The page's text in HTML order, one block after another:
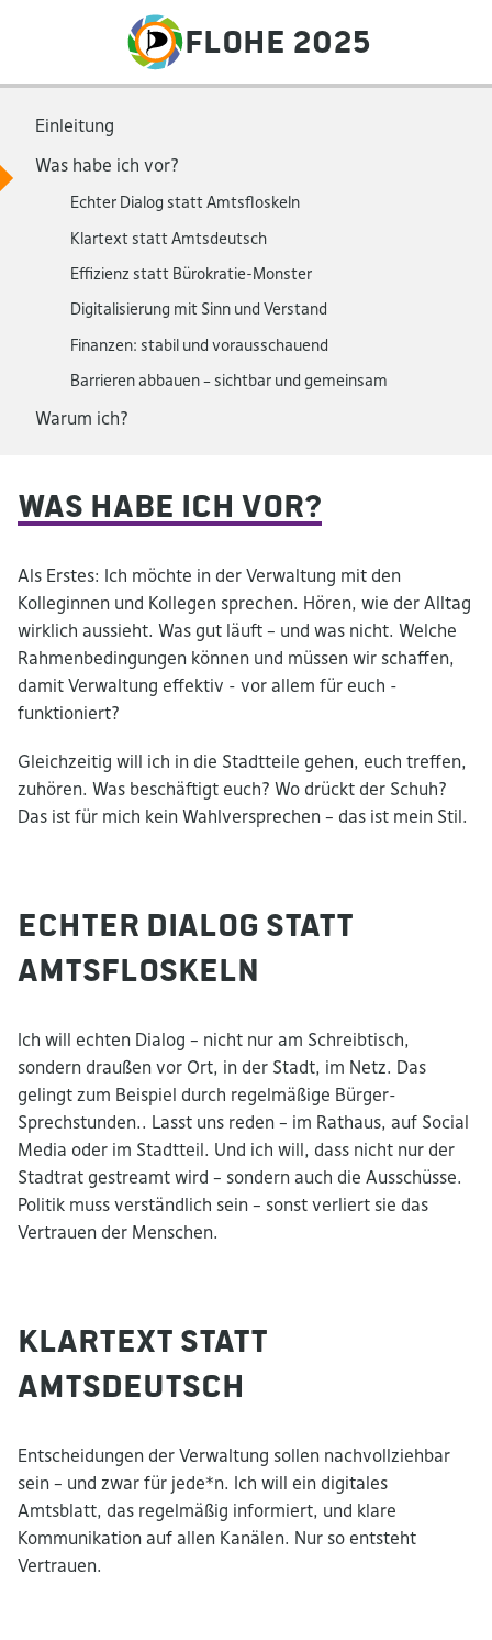
Wahlprogramm
Flohe 2025
Einleitung
Was habe ich vor?
Echter Dialog statt Amtsfloskeln
Klartext statt Amtsdeutsch
Effizienz statt Bürokratie-Monster
Digitalisierung mit Sinn und Verstand
Finanzen: stabil und vorausschauend
Barrieren abbauen – sichtbar und gemeinsam
Warum ich?
Was habe ich vor?
Als Erstes: Ich möchte in der Verwaltung mit den
Kolleginnen und Kollegen sprechen. Hören, wie der Alltag
wirklich aussieht. Was gut läuft – und was nicht. Welche
Rahmenbedingungen können und müssen wir schaffen,
damit Verwaltung effektiv - vor allem für euch -
funktioniert?
Gleichzeitig will ich in die Stadtteile gehen, euch treffen,
zuhören. Was beschäftigt euch? Wo drückt der Schuh?
Das ist für mich kein Wahlversprechen – das ist mein Stil.
Echter Dialog statt
Amtsfloskeln
Ich will echten Dialog – nicht nur am Schreibtisch,
sondern draußen vor Ort, in der Stadt, im Netz. Das
gelingt zum Beispiel durch regelmäßige Bürger-
Sprechstunden.. Lasst uns reden – im Rathaus, auf Social
Media oder im Stadtteil. Und ich will, dass nicht nur der
Stadtrat gestreamt wird – sondern auch die Ausschüsse.
Politik muss verständlich sein – sonst verliert sie das
Vertrauen der Menschen.
Klartext statt
Amtsdeutsch
Entscheidungen der Verwaltung sollen nachvollziehbar
sein – und zwar für jede*n. Ich will ein digitales
Amtsblatt, das regelmäßig informiert, und klare
Kommunikation auf allen Kanälen. Nur so entsteht
Vertrauen.